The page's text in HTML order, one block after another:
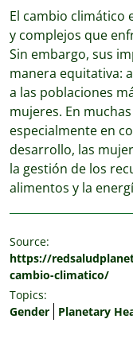
El cambio climático
y complejos que
Sin embargo, sus
manera equitativa:
a las poblaciones
mujeres. En
especialmente en
desarrollo, las
la gestión de los
alimentos y la
Source:
https://
cambio-climatico/
Topics:
Gender
Planetary